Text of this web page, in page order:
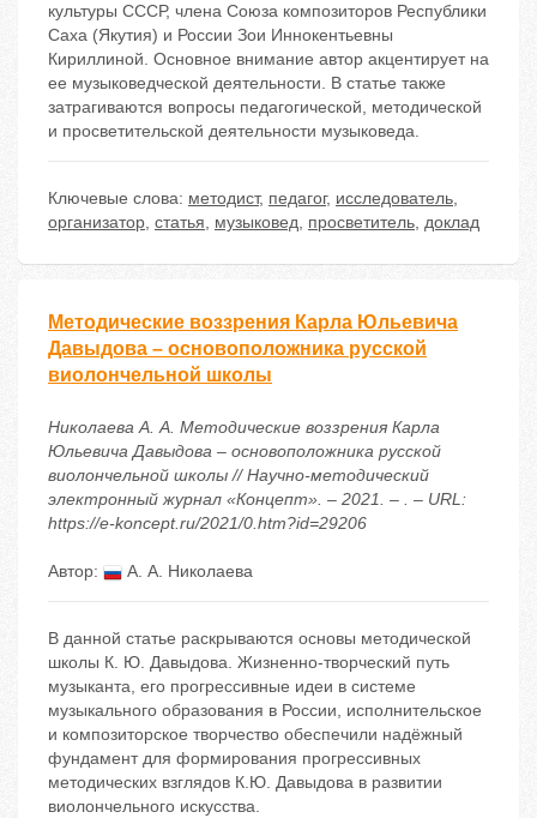
культуры СССР, члена Союза композиторов Республики
Саха (Якутия) и России Зои Иннокентьевны
Кириллиной. Основное внимание автор акцентирует на
ее музыковедческой деятельности. В статье также
затрагиваются вопросы педагогической, методической
и просветительской деятельности музыковеда.
Ключевые слова: методист, педагог, исследователь,
организатор, статья, музыковед, просветитель, доклад
Методические воззрения Карла Юльевича
Давыдова – основоположника русской
виолончельной школы
Николаева А. А. Методические воззрения Карла
Юльевича Давыдова – основоположника русской
виолончельной школы // Научно-методический
электронный журнал «Концепт». – 2021. – . – URL:
https://e-koncept.ru/2021/0.htm?id=29206
Автор: А. А. Николаева
В данной статье раскрываются основы методической
школы К. Ю. Давыдова. Жизненно-творческий путь
музыканта, его прогрессивные идеи в системе
музыкального образования в России, исполнительское
и композиторское творчество обеспечили надёжный
фундамент для формирования прогрессивных
методических взглядов К.Ю. Давыдова в развитии
виолончельного искусства.